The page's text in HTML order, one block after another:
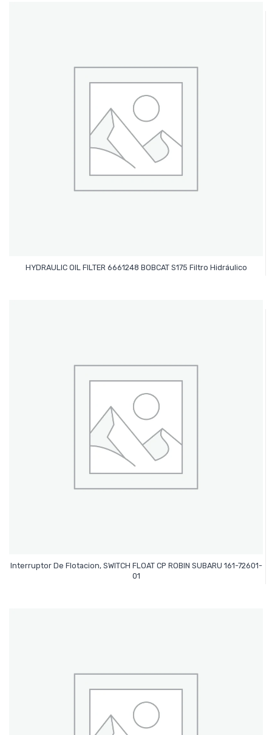
HYDRAULIC OIL FILTER 6661248 BOBCAT S175 Filtro Hidráulico
Interruptor De Flotacion, SWITCH FLOAT CP ROBIN SUBARU 161-72601-
01
Leer Más